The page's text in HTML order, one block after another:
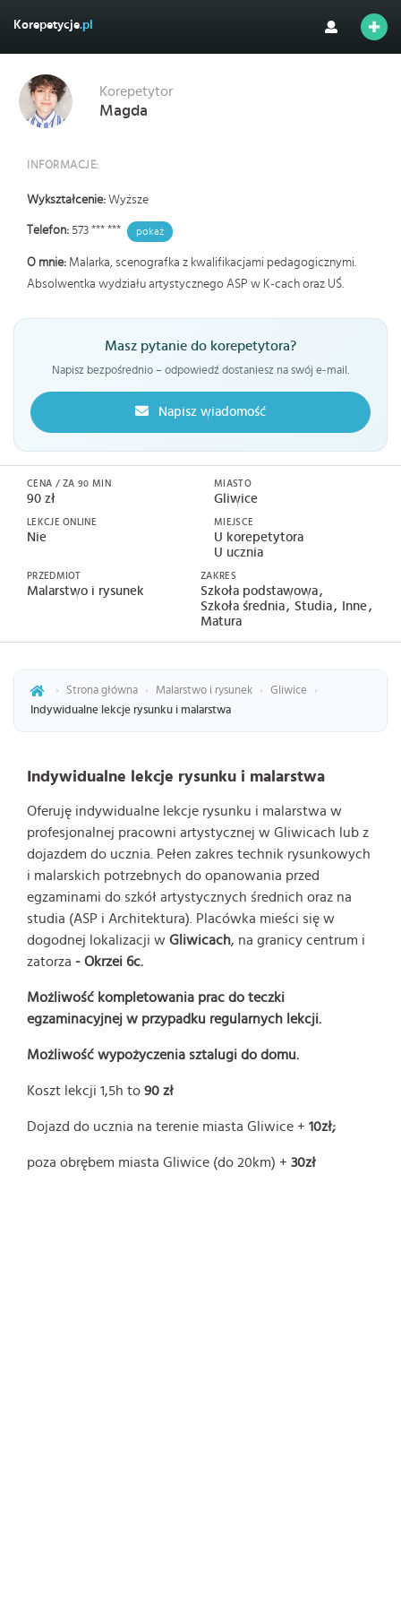
Korepetycje.pl
Korepetytor
Magda
INFORMACJE:
Wykształcenie: Wyższe
Telefon: 573 *** *** pokaż
O mnie: Malarka, scenografka z kwalifikacjami pedagogicznymi.
Absolwentka wydziału artystycznego ASP w K-cach oraz UŚ.
Masz pytanie do korepetytora?
Napisz bezpośrednio – odpowiedź dostaniesz na swój e-mail.
Napisz wiadomość
CENA / ZA 90 MIN
90 zł
LEKCJE ONLINE
Nie
MIASTO
Gliwice
MIEJSCE
U korepetytora
U ucznia
PRZEDMIOT
Malarstwo i rysunek
ZAKRES
Szkoła podstawowa
Szkoła średnia Studia
Inne
Matura
› Strona główna › Malarstwo i rysunek › Gliwice
›
Indywidualne lekcje rysunku i malarstwa
Indywidualne lekcje rysunku i malarstwa
Oferuję indywidualne lekcje rysunku i malarstwa w
profesjonalnej pracowni artystycznej w Gliwicach lub z
dojazdem do ucznia. Pełen zakres technik rysunkowych
i malarskich potrzebnych do opanowania przed
egzaminami do szkół artystycznych średnich oraz na
studia (ASP i Architektura). Placówka mieści się w
dogodnej lokalizacji w Gliwicach, na granicy centrum i
zatorza - Okrzei 6c.
Możliwość kompletowania prac do teczki
egzaminacyjnej w przypadku regularnych lekcji.
Możliwość wypożyczenia sztalugi do domu.
Koszt lekcji 1,5h to 90 zł
Dojazd do ucznia na terenie miasta Gliwice + 10zł;
poza obrębem miasta Gliwice (do 20km) + 30zł